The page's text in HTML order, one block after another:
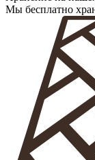
Мы бесплатно